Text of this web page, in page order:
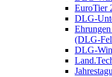
EuroTier
DLG-
(DLG-
DLG-